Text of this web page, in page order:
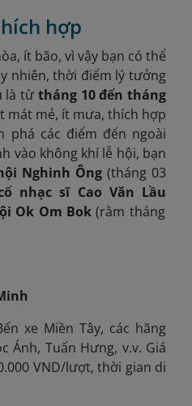
hợp
ít bão, vì vậy bạn có thể
nhiên, thời điểm lý tưởng
là từ tháng 10 đến tháng
mát mẻ, ít mưa, thích hợp
phá các điểm đến ngoài
vào không khí lễ hội, bạn
Nghinh Ông(tháng 03
nhạc sĩ Cao Văn Lầu
Ok Om Bok(rằm tháng
xe Miền Tây, các hãng
Ánh, Tuấn Hưng, v.v. Giá
VND/lượt, thời gian di